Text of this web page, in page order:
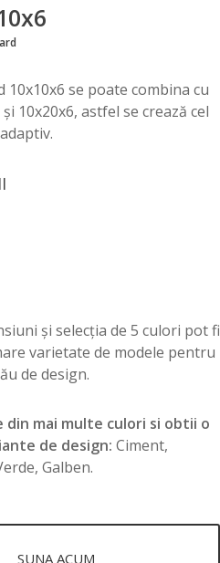
10x10x6 se poate combina cu
10x20x6, astfel se crează cel
și selecția de 5 culori pot fi
varietate de modele pentru
de design.
din mai multe culori si obtii o
de design: Ciment,
Galben.
SUNA ACUM